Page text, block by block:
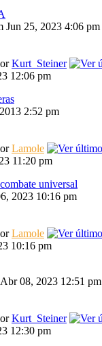
Jun 25, 2023 4:06 pm
Kurt_Steiner
12:06 pm
2:52 pm
Lamole
11:20 pm
universal
2023 10:16 pm
Lamole
10:16 pm
08, 2023 12:51 pm
Kurt_Steiner
12:30 pm